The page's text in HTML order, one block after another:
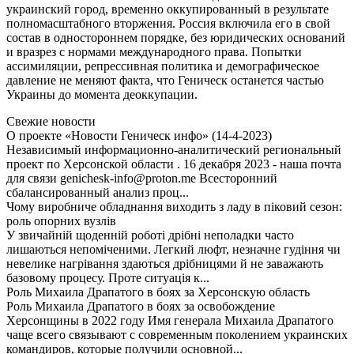
украинский город, временно оккупированный в результате
полномасштабного вторжения. Россия включила его в свой
состав в одностороннем порядке, без юридических оснований
и вразрез с нормами международного права. Попытки
ассимиляции, репрессивная политика и демографическое
давление не меняют факта, что Геническ останется частью
Украины до момента деоккупации.
Свежие новости
О проекте «Новости Геническ инфо» (14-4-2023)
Независимый информационно-аналитический региональный
проект по Херсонской области . 16 декабря 2023 - наша почта
для связи genichesk-info@proton.me Всесторонний
сбалансированный анализ проц...
Чому виробниче обладнання виходить з ладу в піковий сезон:
роль опорних вузлів
У звичайній щоденній роботі дрібні неполадки часто
лишаються непоміченими. Легкий люфт, незначне гудіння чи
невелике нагрівання здаються дрібницями й не заважають
базовому процесу. Проте ситуація к...
Роль Михаила Драпатого в боях за Херсонскую область
Роль Михаила Драпатого в боях за освобождение
Херсонщины в 2022 году Имя генерала Михаила Драпатого
чаще всего связывают с современным поколением украинских
командиров, которые получили основной...